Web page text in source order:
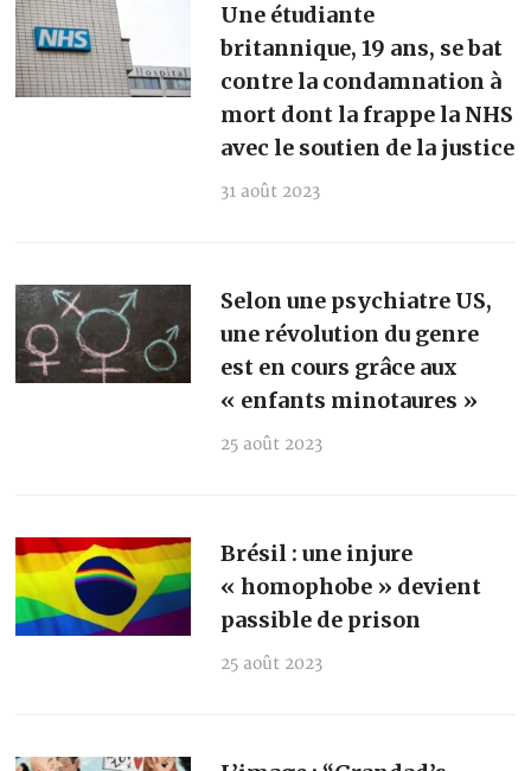
Une étudiante
britannique, 19 ans, se bat
contre la condamnation à
mort dont la frappe la NHS
avec le soutien de la justice
31 août 2023
Selon une psychiatre US,
une révolution du genre
est en cours grâce aux
« enfants minotaures »
25 août 2023
Brésil : une injure
« homophobe » devient
passible de prison
25 août 2023